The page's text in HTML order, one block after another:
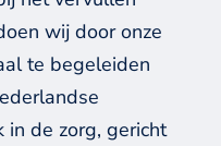
wij door onze
te begeleiden
in de zorg, gericht